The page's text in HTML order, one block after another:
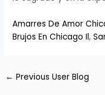
Amarres De Amor
Brujos En Chicago Il,
← Previous User Blog